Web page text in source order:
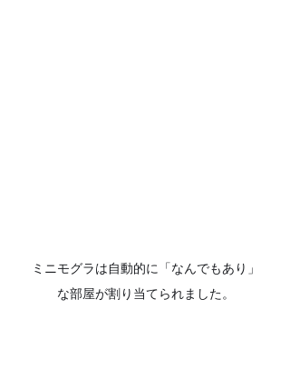
ミニモグラは自動的に「なんでもあり」
な部屋が割り当てられました。